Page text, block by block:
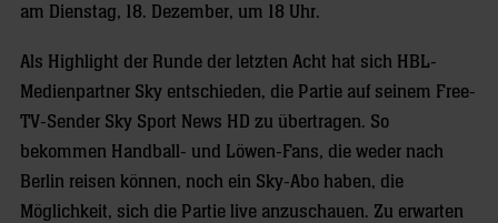
am Dienstag, 18. Dezember, um 18 Uhr.
Als Highlight der Runde der letzten Acht hat sich HBL-
Medienpartner Sky entschieden, die Partie auf seinem Free-
TV-Sender Sky Sport News HD zu übertragen. So
bekommen Handball- und Löwen-Fans, die weder nach
Berlin reisen können, noch ein Sky-Abo haben, die
Möglichkeit, sich die Partie live anzuschauen. Zu erwarten